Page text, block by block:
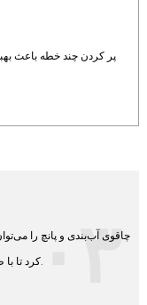
پر کردن چند خطه باعث
چاقوی آب‌بندی و پانچ را
کرد تا با طراحی متنوع کیسه‌های امروزی مطابقت داشته باشد.
۰۳